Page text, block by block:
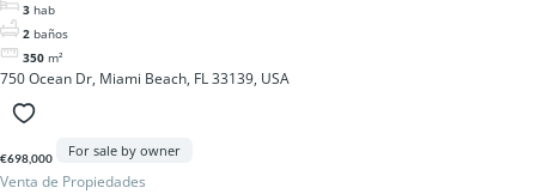
3 hab
2 baños
350 m²
750 Ocean Dr, Miami Beach, FL 33139, USA
€698,000 For sale by owner
Venta de Propiedades